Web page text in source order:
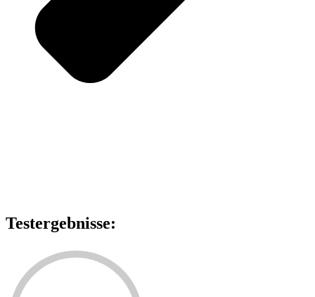
Testergebnisse: